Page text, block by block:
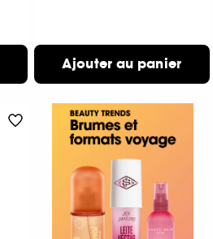
Ajouter au panier